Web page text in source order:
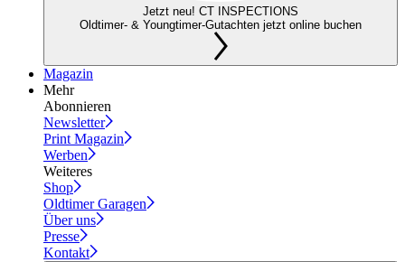
Jetzt neu! CT INSPECTIONS
Oldtimer- & Youngtimer-Gutachten jetzt online buchen
Magazin
Mehr
Abonnieren
Newsletter
Print Magazin
Werben
Weiteres
Shop
Oldtimer Garagen
Über uns
Presse
Kontakt